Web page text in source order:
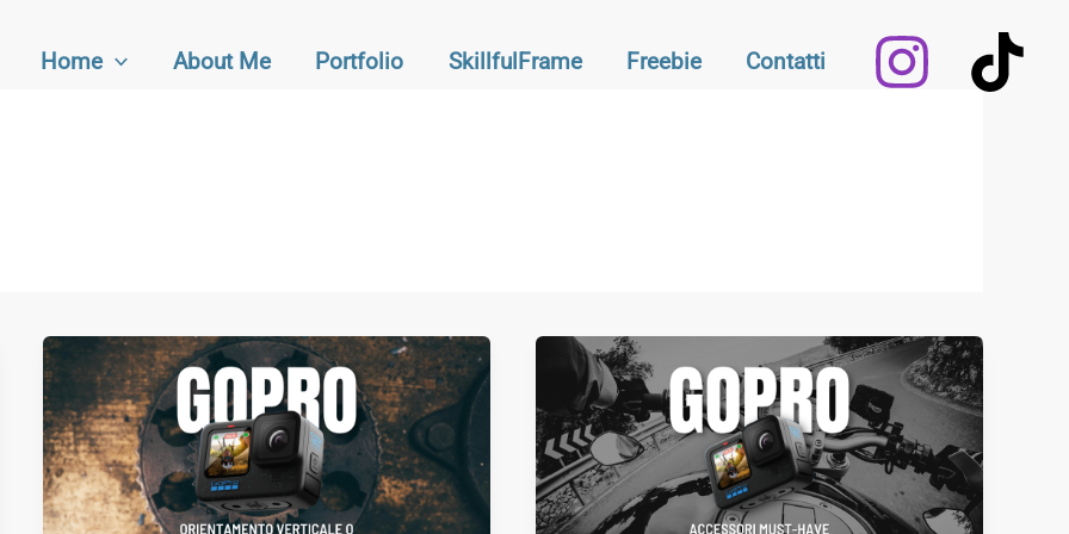
Home About Me Portfolio SkillfulFrame Freebie Contatti